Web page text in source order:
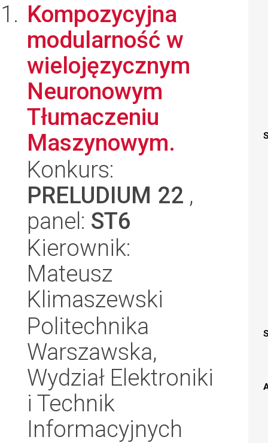
Kompozycyjna
modularność w
wielojęzycznym
Neuronowym
Tłumaczeniu
Maszynowym.
Konkurs:
PRELUDIUM 22 ,
panel: ST6
Kierownik:
Mateusz
Klimaszewski
Politechnika
Warszawska,
Wydział Elektroniki
i Technik
Informacyjnych